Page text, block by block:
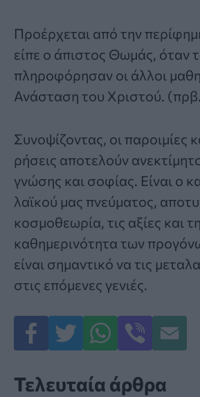
Προέρχεται από την
είπε ο άπιστος Θωμάς, όταν
πληροφόρησαν οι άλλοι
Ανάσταση του Χριστού.
Συνοψίζοντας, οι παροιμίες
ρήσεις αποτελούν
γνώσης και σοφίας. Είναι ο
λαϊκού μας πνεύματος,
κοσμοθεωρία, τις αξίες και
καθημερινότητα των
είναι σημαντικό να τις
στις επόμενες γενιές.
Τελευταία άρθρα